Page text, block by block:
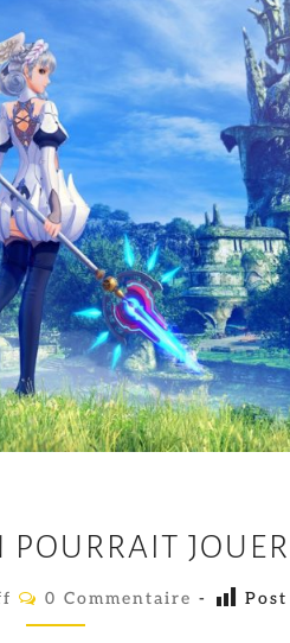
H
A
N
G
E
T
O
U
T
.
T
S
I
POURRAIT
C
M
0 Commentaire -